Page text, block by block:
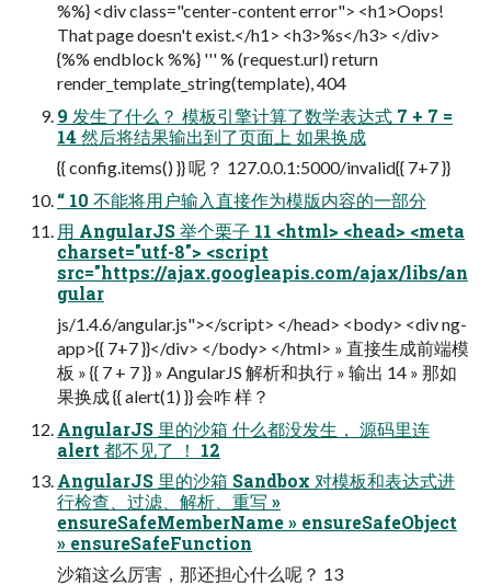
%%} <div class="center-content error"> <h1>Oops!
That page doesn't exist.</h1> <h3>%s</h3> </div>
{%% endblock %%} ''' % (request.url) return
render_template_string(template), 404
9 发生了什么？ 模板引擎计算了数学表达式 7 + 7 =
14 然后将结果输出到了页面上 如果换成
{{ config.items() }} 呢？ 127.0.0.1:5000/invalid{{ 7+7 }}
“ 10 不能将用户输入直接作为模版内容的一部分
用 AngularJS 举个栗子 11 <html> <head> <meta
charset="utf-8"> <script
src="https://ajax.googleapis.com/ajax/libs/an
gular
js/1.4.6/angular.js"></script> </head> <body> <div ng-
app>{{ 7+7 }}</div> </body> </html> » 直接生成前端模
板 » {{ 7 + 7 }} » AngularJS 解析和执行 » 输出 14 » 那如
果换成 {{ alert(1) }} 会咋 样？
AngularJS 里的沙箱 什么都没发生， 源码里连
alert 都不见了 ！ 12
AngularJS 里的沙箱 Sandbox 对模板和表达式进
行检查、过滤、解析、重写 »
ensureSafeMemberName » ensureSafeObject
» ensureSafeFunction
沙箱这么厉害，那还担心什么呢？ 13